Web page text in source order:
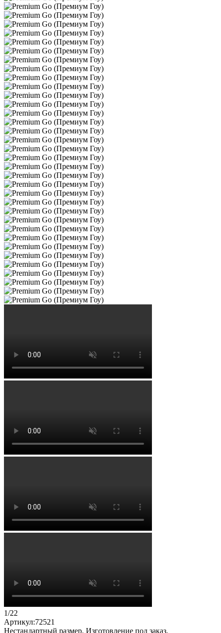
1/22
Артикул:72521
Нестандартный размер. Изготовление под заказ.